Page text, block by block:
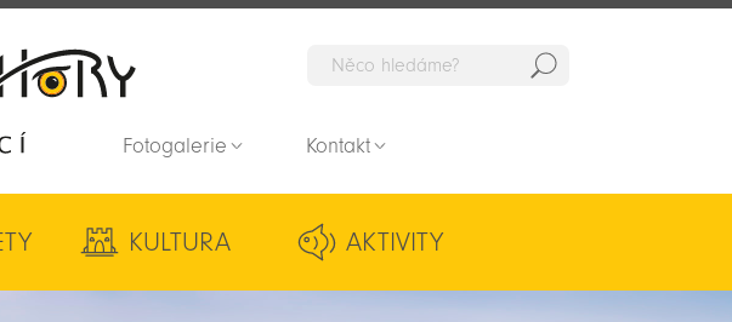
Fotogalerie Kontakt
KULTURA AKTIVITY